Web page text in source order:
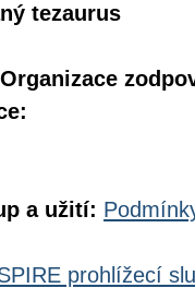
tezaurus
Organizace
a užití:
prohlížecí